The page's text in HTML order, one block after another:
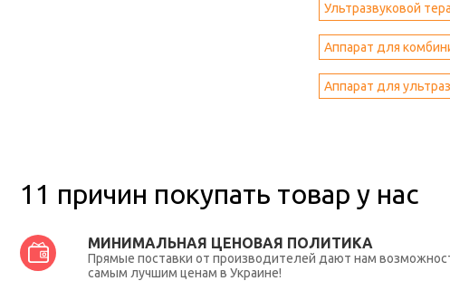
Ультразвуковой
Аппарат для
Аппарат для
11 причин покупать товар у нас
МИНИМАЛЬНАЯ ЦЕНОВАЯ ПОЛИТИКА
Прямые поставки от производителей дают нам
самым лучшим ценам в Украине!